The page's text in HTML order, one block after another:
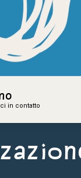
in contatto
in contatto